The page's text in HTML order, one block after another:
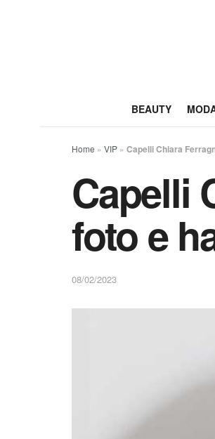
BEAUTY
Home » VIP » Capelli Chiara
Capelli
foto e
08/02/2023